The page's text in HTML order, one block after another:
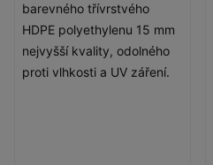
barevného třívrstvého
HDPE polyethylenu 15 mm
nejvyšší kvality, odolného
proti vlhkosti a UV záření.